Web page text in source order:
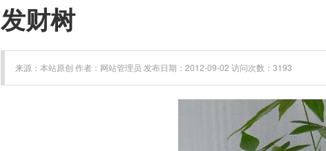
发财树
来源：本站原创 作者：网站管理员 发布日期：2012-09-02 访问次数：3193